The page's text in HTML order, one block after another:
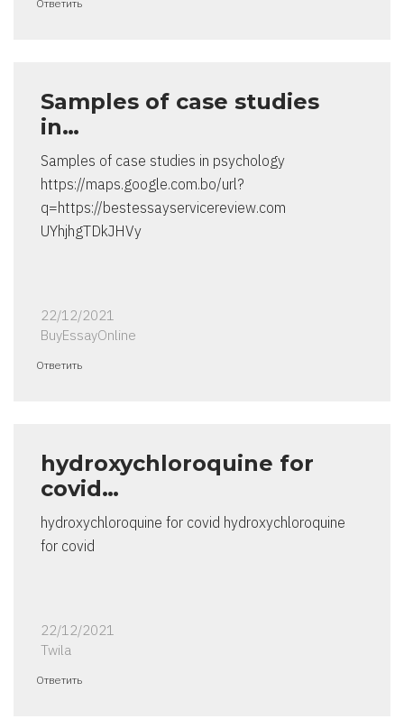
Ответить
Samples of case studies
in…
Samples of case studies in psychology
https://maps.google.com.bo/url?
q=https://bestessayservicereview.com
UYhjhgTDkJHVy
22/12/2021
BuyEssayOnline
Ответить
hydroxychloroquine for
covid…
hydroxychloroquine for covid hydroxychloroquine
for covid
22/12/2021
Twila
Ответить